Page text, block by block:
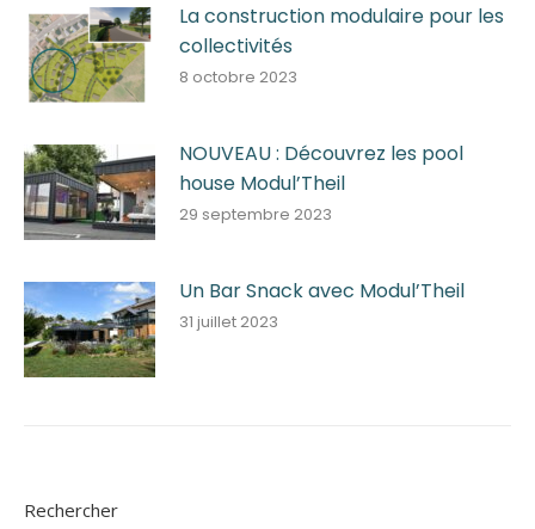
La construction modulaire pour les
collectivités
8 octobre 2023
NOUVEAU : Découvrez les pool
house Modul’Theil
29 septembre 2023
Un Bar Snack avec Modul’Theil
31 juillet 2023
Rechercher